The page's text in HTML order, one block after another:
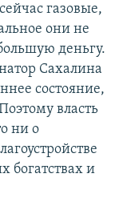
газовые,
они не
деньгу.
Сахалина
состояние,
власть
ни о
богатствах и